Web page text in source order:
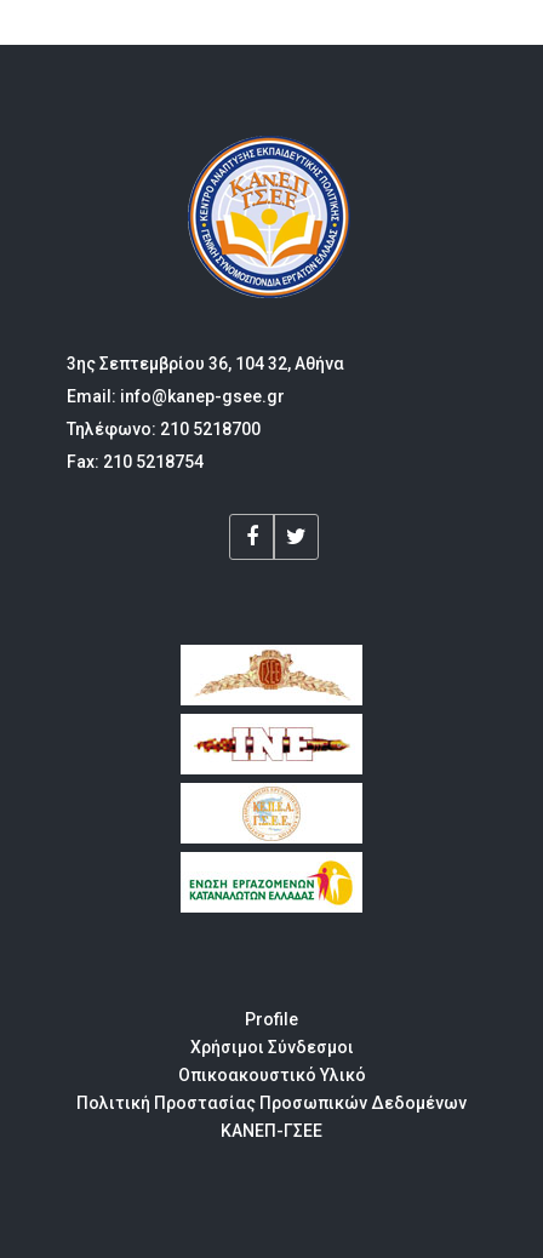
3ης Σεπτεμβρίου 36, 104 32, Αθήνα
Email: info@kanep-gsee.gr
Τηλέφωνο: 210 5218700
Fax: 210 5218754
Profile
Χρήσιμοι Σύνδεσμοι
Οπικοακουστικό Υλικό
Πολιτική Προστασίας Προσωπικών Δεδομένων
ΚΑΝΕΠ-ΓΣΕΕ